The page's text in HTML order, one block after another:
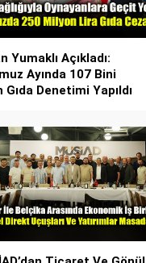
Yumaklı Açıkladı:
Ayında 107 Bini
Gıda Denetimi Yapıldı